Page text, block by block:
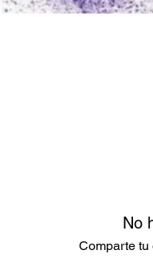
No
Comparte tu